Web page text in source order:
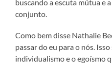
buscando a escuta mútua e
conjunto.
Como bem disse Nathalie
passar do eu para o nós.
individualismo e o egoísmo